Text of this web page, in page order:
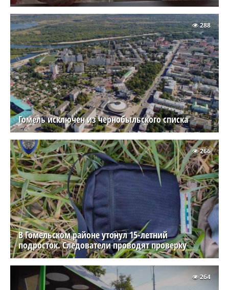
Гомель исключен из чернобыльского списка
288
В Гомельском районе утонул 15-летний
подросток. Следователи проводят проверку
266
264